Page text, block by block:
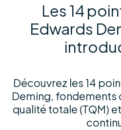
Les 14
Edwards
Découvrez les 14
Deming, fondements
qualité totale (TQM)